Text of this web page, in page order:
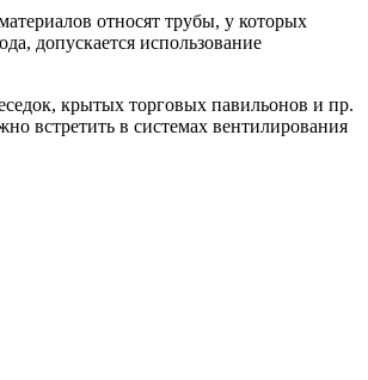
относят трубы, у которых
допускается использование
крытых торговых павильонов и пр.
встретить в системах вентилирования